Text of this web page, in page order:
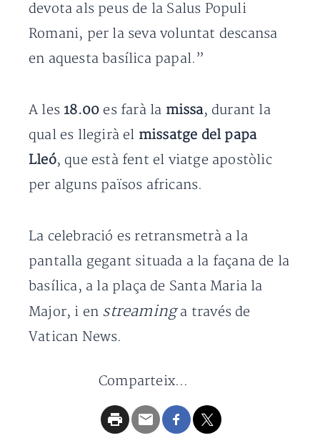
devota als peus de la Salus Populi
Romani, per la seva voluntat descansa
en aquesta basílica papal.”
A les 18.00 es farà la missa, durant la
qual es llegirà el missatge del papa
Lleó, que està fent el viatge apostòlic
per alguns països africans.
La celebració es retransmetrà a la
pantalla gegant situada a la façana de la
basílica, a la plaça de Santa Maria la
Major, i en streaminga través de
Vatican News.
Comparteix...